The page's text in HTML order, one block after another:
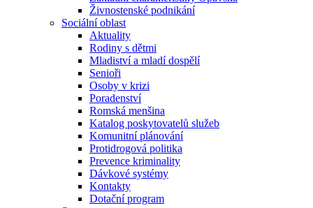
Živnostenské podnikání
Sociální oblast
Aktuality
Rodiny s dětmi
Mladiství a mladí dospělí
Senioři
Osoby v krizi
Poradenství
Romská menšina
Katalog poskytovatelů služeb
Komunitní plánování
Protidrogová politika
Prevence kriminality
Dávkové systémy
Kontakty
Dotační program